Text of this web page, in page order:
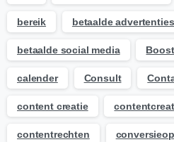
bereik betaalde advertenties
betaalde social media
calender Consult
content creatie
contentrechten